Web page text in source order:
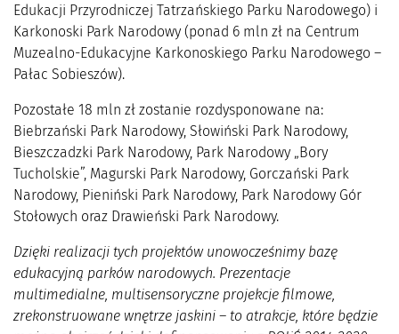
Edukacji Przyrodniczej Tatrzańskiego Parku Narodowego) i
Karkonoski Park Narodowy (ponad 6 mln zł na Centrum
Muzealno-Edukacyjne Karkonoskiego Parku Narodowego –
Pałac Sobieszów).
Pozostałe 18 mln zł zostanie rozdysponowane na:
Biebrzański Park Narodowy, Słowiński Park Narodowy,
Bieszczadzki Park Narodowy, Park Narodowy „Bory
Tucholskie”, Magurski Park Narodowy, Gorczański Park
Narodowy, Pieniński Park Narodowy, Park Narodowy Gór
Stołowych oraz Drawieński Park Narodowy.
Dzięki realizacji tych projektów unowocześnimy bazę
edukacyjną parków narodowych. Prezentacje
multimedialne, multisensoryczne projekcje filmowe,
zrekonstruowane wnętrze jaskini – to atrakcje, które będzie